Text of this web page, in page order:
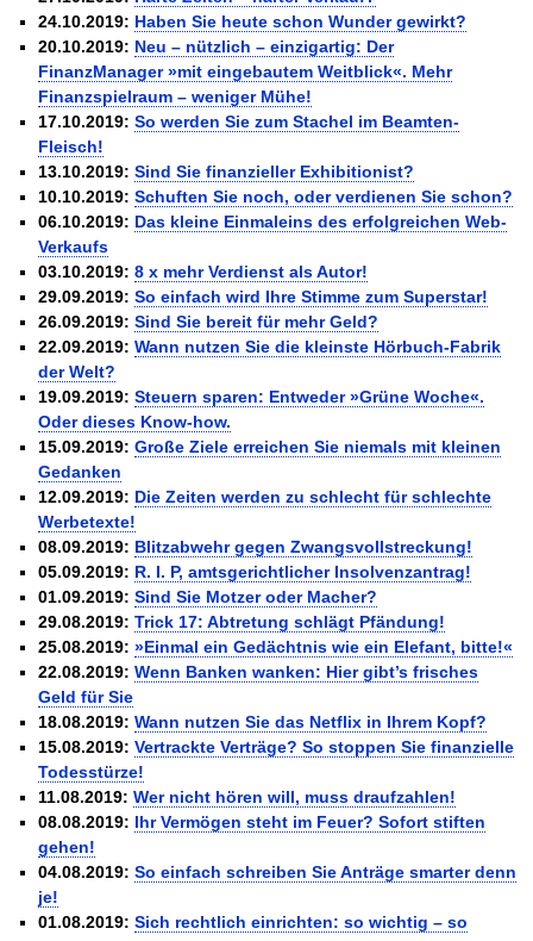
Der Finanzmanager NEU
Behalten Sie den Überblick
Nützliche Problemlösungen
Vermögenssicherung durch GbR-Vertrag NEU
Schutzwall für Hab und Gut
GbR-Vertrag mit beschränkter Haftung BESTSELLER
GbR als Einzelperson gründen
Sich rechtlich einrichten
Schützen Sie sich
Stiftung gründen und profitabel vermarkten BRANDNEU
Gründen Sie Ihre Stiftung
Suchmaschinenoptimierung mit der Top10-Checkliste
Platzieren Sie sich bei Google ganz oben
Für ein erfolgreiches Leben
Mental Force
Entfalten Sie Ihre geistigen Kräfte
Mental Force - Hörbuch
Geistigen Kräfte, die unter die Haut gehen
Nutze Deine geistigen Waffen
Das Kapital Ihrer geistigen Möglichkeiten
Schlüssel des Erfolgs
Methoden der Lebenstechnik
Hilf Dir selbst, hilft Dir Gott TIPP
Immer den Geist zum TUN begeistern
Die Feuerkraft TIPP
Holen Sie Erfolg in Ihr Leben
Mit System zum Erfolg GEHEIMTIPP
Starten Sie endlich durch
TIPP
Der Weg zur finanziellen Freiheit
Die Macht des Schuldners (Hörbuch) TIPP
Jetzt neu für Unterwegs
Der Schuldenkalkulator NEU
Weg mit Ihren Schulden - per Mausklick
Mach Pleite und starte durch
Der sichere Weg aus der wirtschaftlichen Pleite
Vermögenssicherung durch GbR-Vertrag NEU
Schutzwall für Hab und Gut
Schach dem Gerichtsvollzieher
Gerichtsvollziehervorschriften nutzen
Weiße Weste durch UmzugTIPP
Das Meldesystem clever nutzen
Die Betablocker InsolvenzNEU
Insolvenzantrag abwehren
Finanzielle Freiheit trotz Insolvenz
80% Ihrer Einnahmen behalten
Wie man mit Pfändungen umgeht
Bestens informiert sein
TV-Lehrgang: Wie man mit Pfändungen umgeht
Schnell und kompakt
Schach der SCHUFA
Schnell eine saubere SCHUFA
Das richtige Post-Know-How NEUERSCHEINUNG
Ihren Zeitgewinn maximieren
GbR-Vertrag mit beschränkter Haftung BRANDNEU
GbR als Einzelperson gründen
Steuern Sie die Zwangsvollstreckung
24.10.2019: Haben Sie heute schon Wunder gewirkt?
20.10.2019: Neu – nützlich – einzigartig: Der
FinanzManager »mit eingebautem Weitblick«. Mehr
Finanzspielraum – weniger Mühe!
17.10.2019:So werden Sie zum Stachel im Beamten-
Fleisch!
13.10.2019:Sind Sie finanzieller Exhibitionist?
10.10.2019:Schuften Sie noch, oder verdienen Sie schon?
06.10.2019: Das kleine Einmaleins des erfolgreichen Web-
Verkaufs
03.10.2019:8 x mehr Verdienst als Autor!
29.09.2019:So einfach wird Ihre Stimme zum Superstar!
26.09.2019:Sind Sie bereit für mehr Geld?
22.09.2019:Wann nutzen Sie die kleinste Hörbuch-Fabrik
der Welt?
19.09.2019:Steuern sparen: Entweder »Grüne Woche«.
Oder dieses Know-how.
15.09.2019:Große Ziele erreichen Sie niemals mit kleinen
Gedanken
12.09.2019: Die Zeiten werden zu schlecht für schlechte
Werbetexte!
08.09.2019: Blitzabwehr gegen Zwangsvollstreckung!
05.09.2019: R. I. P, amtsgerichtlicher Insolvenzantrag!
01.09.2019:Sind Sie Motzer oder Macher?
29.08.2019:Trick 17: Abtretung schlägt Pfändung!
25.08.2019:»Einmal ein Gedächtnis wie ein Elefant, bitte!«
22.08.2019:Wenn Banken wanken: Hier gibt’s frisches
Geld für Sie
18.08.2019:Wann nutzen Sie das Netflix in Ihrem Kopf?
15.08.2019:Vertrackte Verträge? So stoppen Sie finanzielle
Todesstürze!
11.08.2019:Wer nicht hören will, muss draufzahlen!
08.08.2019: Ihr Vermögen steht im Feuer? Sofort stiften
gehen!
04.08.2019:So einfach schreiben Sie Anträge smarter denn
je!
01.08.2019:Sich rechtlich einrichten: so wichtig – so